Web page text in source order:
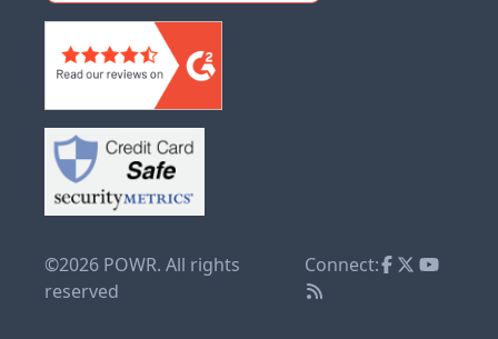
©2026 POWR. All rights
reserved
Connect: